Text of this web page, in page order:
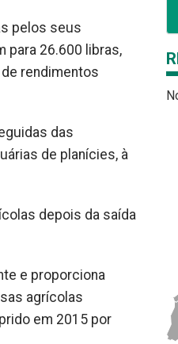
pelos seus
para 26.600 libras,
rendimentos
das
de planícies, à
depois da saída
e proporciona
agrícolas
em 2015 por